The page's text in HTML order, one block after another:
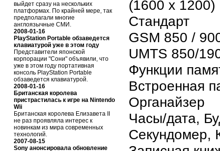
выйдет сразу на нескольких
платформах. По крайней мере, так
предполагали многие
англоязычные СМИ.
2008-01-16
PlayStation Portable обзаведется
клавиатурой уже в этом году
Представители японской
корпорации "Сони" объявили, что
уже в этом году портативная
консоль PlayStation Portable
обзаведется клавиатурой.
2008-01-16
Британская королева
пристрастилась к игре на Nintendo
Wii
Британская королева Елизавета II
не раз проявляла интерес к
новинкам из мира современных
технологий.
2007-08-15
Sony анонсировала обновление
(1600 x 1200)
Стандарт
GSM 850 /
UMTS 850/
Функции
Встроенная
Органайзер
Часы/дата,
Секундомер,